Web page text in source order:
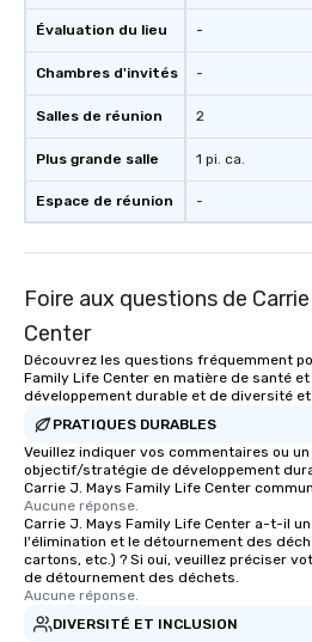
Évaluation du lieu
Chambres d'invités
Salles de réunion
Plus grande salle
Espace de réunion
-
-
2
1 pi. ca.
-
Foire aux questions de
Center
Découvrez les questions fréquemment
Family Life Center en matière de santé
développement durable et de diversité
PRATIQUES DURABLES
Veuillez indiquer vos commentaires ou
objectif/stratégie de développement
Carrie J. Mays Family Life Center
Aucune réponse.
Carrie J. Mays Family Life Center a-t-il
l'élimination et le détournement des
cartons, etc.) ? Si oui, veuillez préciser
de détournement des déchets.
Aucune réponse.
DIVERSITÉ ET INCLUSION